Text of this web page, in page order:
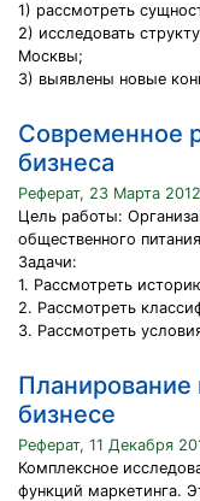
1) рассмотреть
2) исследовать
Москвы;
3) выявлены новые
Современное
бизнеса
Реферат, 23 Марта 2012
Цель работы:
общественного
Задачи:
1. Рассмотреть
2. Рассмотреть
3. Рассмотреть
Планирование
бизнесе
Реферат, 11 Декабря
Комплексное
функций маркетинга.